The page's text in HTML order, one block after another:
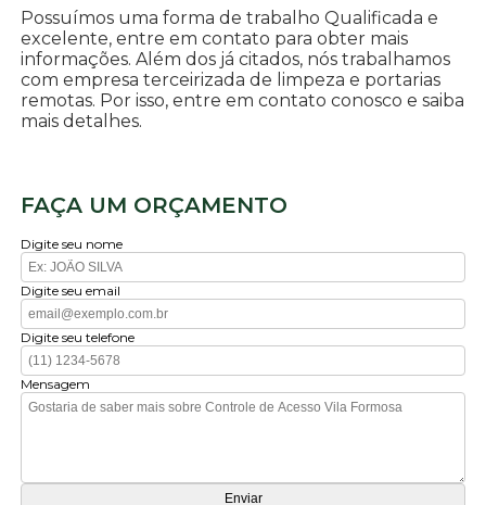
Possuímos uma forma de trabalho Qualificada e
excelente, entre em contato para obter mais
informações. Além dos já citados, nós trabalhamos
com empresa terceirizada de limpeza e portarias
remotas. Por isso, entre em contato conosco e saiba
mais detalhes.
FAÇA UM ORÇAMENTO
Digite seu nome
Digite seu email
Digite seu telefone
Mensagem